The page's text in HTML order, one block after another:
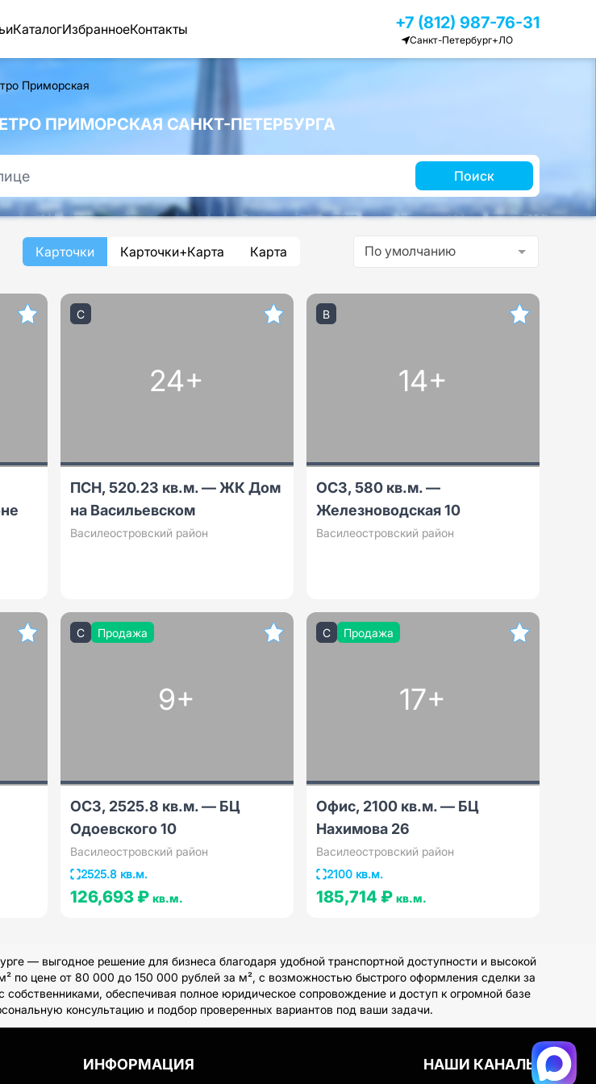
КаталогИзбранноеКонтакты +7 (812) 987-76-31
Санкт-Петербург+ЛО
Приморская
ПРИМОРСКАЯ САНКТ-ПЕТЕРБУРГА
Поиск
Карточки Карточки+Карта Карта По умолчанию
C
24+
ПСН, 520.23 кв.м. — ЖК Дом
на Васильевском
Василеостровский район
B
14+
ОСЗ, 580 кв.м. —
Железноводская 10
Василеостровский район
C Продажа
9+
ОСЗ, 2525.8 кв.м. — БЦ
Одоевского 10
Василеостровский район
2525.8 кв.м.
126,693 ₽ кв.м.
C Продажа
17+
Офис, 2100 кв.м. — БЦ
Нахимова 26
Василеостровский район
2100 кв.м.
185,714 ₽ кв.м.
— выгодное решение для бизнеса благодаря удобной транспортной доступности и высокой
цене от 80 000 до 150 000 рублей за м², с возможностью быстрого оформления сделки за
обеспечивая полное юридическое сопровождение и доступ к огромной базе
консультацию и подбор проверенных вариантов под ваши задачи.
ИНФОРМАЦИЯ НАШИ КАНАЛЫ